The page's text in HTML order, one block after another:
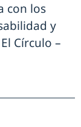
con los
y
Círculo –